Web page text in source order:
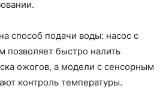
способ подачи воды: насос с
позволяет быстро налить
ожогов, а модели с сенсорным
контроль температуры.